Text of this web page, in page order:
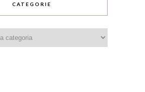
CATEGORIE